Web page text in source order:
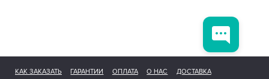
КАК ЗАКАЗАТЬ ГАРАНТИИ ОПЛАТА О НАС
ДОСТАВКА